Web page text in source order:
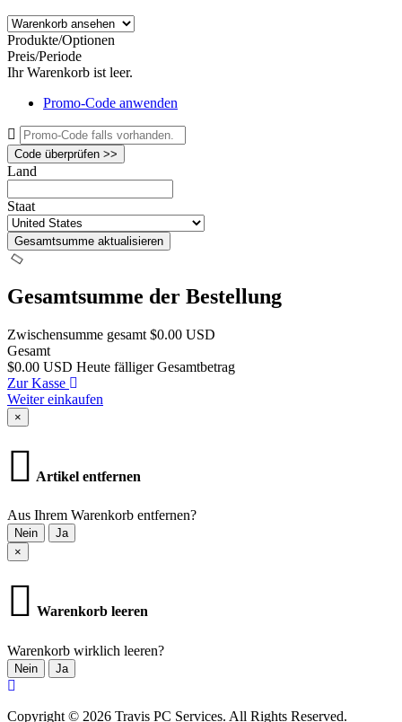
Produkte/Optionen
Preis/Periode
Ihr Warenkorb ist leer.
Promo-Code anwenden
Code überprüfen >>
Land
Staat
Gesamtsumme aktualisieren
Gesamtsumme der Bestellung
Zwischensumme gesamt $0.00 USD
Gesamt
$0.00 USD Heute fälliger Gesamtbetrag
Zur Kasse
Weiter einkaufen
×
Artikel entfernen
Aus Ihrem Warenkorb entfernen?
Nein
Ja
×
Warenkorb leeren
Warenkorb wirklich leeren?
Nein Ja
Copyright © 2026 Travis PC Services. All Rights Reserved.